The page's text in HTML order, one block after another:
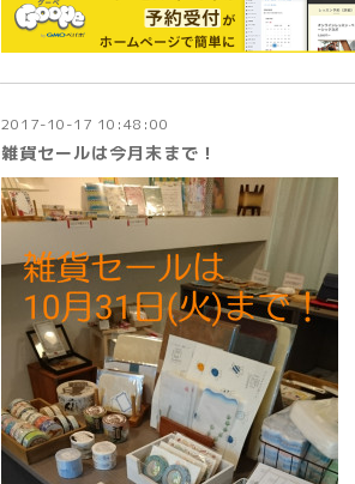
2017-10-17 10:48:00
雑貨セールは今月末まで！